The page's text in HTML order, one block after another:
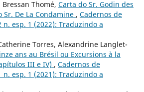
Thomé, Carta do Sr. Godin des
Sr. De La Condamine , Cadernos de
n. esp. 1 (2022): Traduzindo a
Torres, Alexandrine Langlet-
ans au Brésil ou Excursions à la
III e IV) , Cadernos de
n. esp. 1 (2021): Traduzindo a